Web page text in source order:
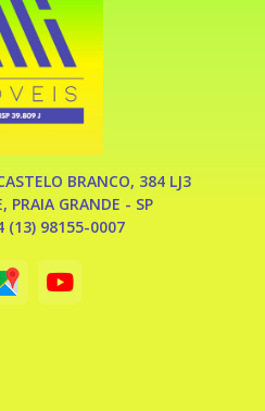
BRANCO, 384 LJ3
PRAIA GRANDE - SP
(13) 98155-0007